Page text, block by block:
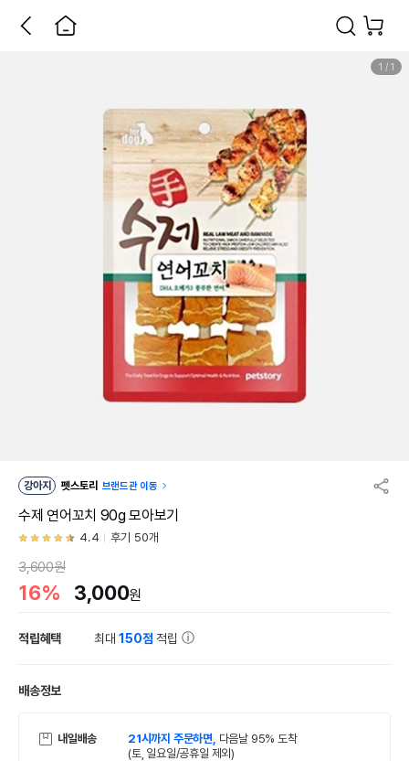
1 / 1
강아지 펫스토리 브랜드관 이동
수제 연어꼬치 90g 모아보기
4.4 후기 50개
3,600원
16% 3,000원
적립혜택 최대150점 적립
배송정보
내일배송 21시까지 주문하면, 다음날 95% 도착
(토, 일요일/공휴일 제외)